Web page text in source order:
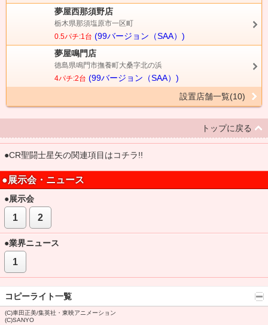
夢屋西那須野店
栃木県那須塩原市一区町
0.5パチ:1台 (99バージョン（SAA）)
夢屋鳴門店
徳島県鳴門市撫養町大桑字北の浜
4パチ:2台 (99バージョン（SAA）)
設置店舗一覧(10)
トップに戻る
●CR聖闘士星矢の関連項目はコチラ!!
●展示会・ニュース
●展示会
1 2
●業界ニュース
1
コピーライト一覧
(C)車田正美/集英社・東映アニメーション
(C)SANYO